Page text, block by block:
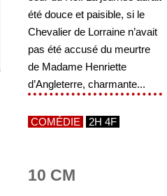
été douce et paisible, si le
Chevalier de Lorraine n’avait
pas été accusé du meurtre
de Madame Henriette
d’Angleterre, charmante...
COMÉDIE 2H 4F
10 CM